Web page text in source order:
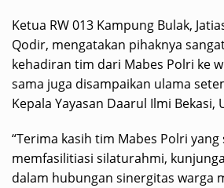
Ketua RW 013 Kampung Bulak,
Qodir, mengatakan pihaknya
kehadiran tim dari Mabes Polri ke
sama juga disampaikan ulama
Kepala Yayasan Daarul Ilmi Bekasi,
“Terima kasih tim Mabes Polri yang
memfasilitiasi silaturahmi,
dalam hubungan sinergitas warga